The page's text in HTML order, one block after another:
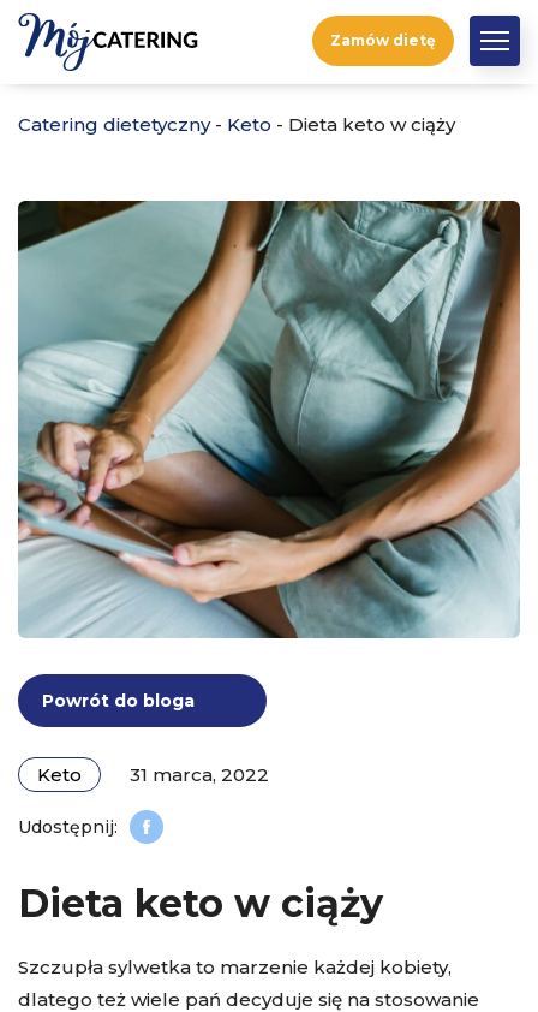
Zamów dietę
Catering dietetyczny- Keto - Dieta keto w ciąży
Powrót do bloga
Keto 31 marca, 2022
Dieta keto w ciąży
Szczupła sylwetka to marzenie każdej kobiety,
dlatego też wiele pań decyduje się na stosowanie